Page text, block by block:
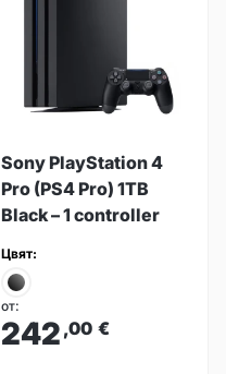
Sony PlayStation 4
Pro (PS4 Pro) 1TB
Black – 1 controller
Цвят:
от:
242 ,00 €